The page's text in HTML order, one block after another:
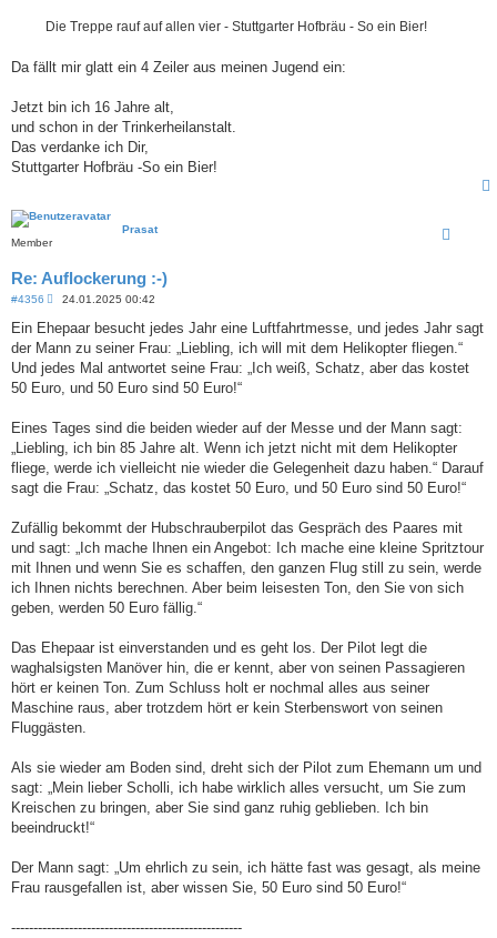
Die Treppe rauf auf allen vier - Stuttgarter Hofbräu - So ein Bier!
Da fällt mir glatt ein 4 Zeiler aus meinen Jugend ein:
Jetzt bin ich 16 Jahre alt,
und schon in der Trinkerheilanstalt.
Das verdanke ich Dir,
Stuttgarter Hofbräu -So ein Bier!
Prasat
Member
Re: Auflockerung :-)
#4356
B
i
r
a
24.01.2025 00:42
Ein Ehepaar besucht jedes Jahr eine Luftfahrtmesse, und jedes Jahr sagt
der Mann zu seiner Frau: „Liebling, ich will mit dem Helikopter fliegen.“
Und jedes Mal antwortet seine Frau: „Ich weiß, Schatz, aber das kostet
50 Euro, und 50 Euro sind 50 Euro!“
Eines Tages sind die beiden wieder auf der Messe und der Mann sagt:
„Liebling, ich bin 85 Jahre alt. Wenn ich jetzt nicht mit dem Helikopter
fliege, werde ich vielleicht nie wieder die Gelegenheit dazu haben.“ Darauf
sagt die Frau: „Schatz, das kostet 50 Euro, und 50 Euro sind 50 Euro!“
Zufällig bekommt der Hubschrauberpilot das Gespräch des Paares mit
und sagt: „Ich mache Ihnen ein Angebot: Ich mache eine kleine Spritztour
mit Ihnen und wenn Sie es schaffen, den ganzen Flug still zu sein, werde
ich Ihnen nichts berechnen. Aber beim leisesten Ton, den Sie von sich
geben, werden 50 Euro fällig.“
Das Ehepaar ist einverstanden und es geht los. Der Pilot legt die
waghalsigsten Manöver hin, die er kennt, aber von seinen Passagieren
hört er keinen Ton. Zum Schluss holt er nochmal alles aus seiner
Maschine raus, aber trotzdem hört er kein Sterbenswort von seinen
Fluggästen.
Als sie wieder am Boden sind, dreht sich der Pilot zum Ehemann um und
sagt: „Mein lieber Scholli, ich habe wirklich alles versucht, um Sie zum
Kreischen zu bringen, aber Sie sind ganz ruhig geblieben. Ich bin
beeindruckt!“
Der Mann sagt: „Um ehrlich zu sein, ich hätte fast was gesagt, als meine
Frau rausgefallen ist, aber wissen Sie, 50 Euro sind 50 Euro!“
----------------------------------------------------